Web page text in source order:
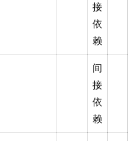
接
依
赖
间
接
依
赖